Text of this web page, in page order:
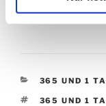
ewiges
KATEGORIEN
365 UND 1
365 UND 1